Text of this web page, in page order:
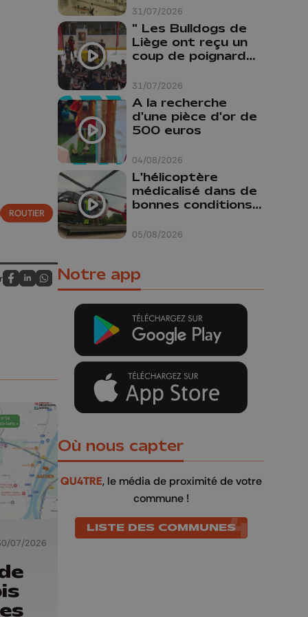
ROUTIER
Partagez sur FaceBook
Partagez sur LinkedIn
Partagez sur Whatsapp
07/2026
31/07/2026
31/07/2026
" Les Bulldogs de
Liège ont reçu un
coup de poignard
04/08/2026
A la recherche
d'une pièce d'or de
500 euros
05/08/2026
L'hélicoptère
médicalisé dans de
bonnes conditions à
Notre app
Où nous capter
QU4TRE, le média de proximité de votre
commune !
LISTE DES COMMUNES